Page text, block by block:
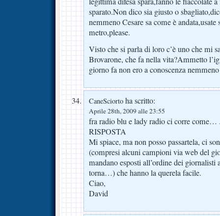
sparato.Non dico sia giusto o
nemmeno Cesare sa come è andata,usate
metro,please.
Visto che si parla di loro c’è uno che mi
Brovarone, che fa nella vita?Ammetto
giorno fa non ero a conoscenza
CaneSciorto ha scritto:
Aprile 28th, 2009 alle 23:55
fra radio blu e lady radio ci corre come…
RISPOSTA
Mi spiace, ma non posso passartela, ci
(compresi alcuni campioni via web del
mandano esposti all’ordine dei
torna…) che hanno la querela facile.
Ciao,
David